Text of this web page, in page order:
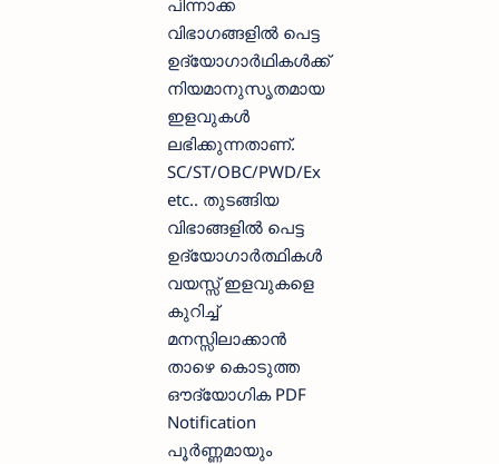
വിഭാഗങ്ങളില്‍ പെട്ട
ഉദ്യോഗാര്‍ഥികള്‍ക്ക്
നിയമാനുസൃതമായ
ഇളവുകള്‍
ലഭിക്കുന്നതാണ്.
SC/ST/OBC/PWD/Ex
etc.. തുടങ്ങിയ
വിഭാങ്ങളില്‍ പെട്ട
ഉദ്യോഗാര്‍ത്ഥികള്‍
വയസ്സ് ഇളവുകളെ
കുറിച്ച്
മനസ്സിലാക്കാന്‍ ‍
താഴെ കൊടുത്ത
ഔദ്യോഗിക PDF
Notification
പൂര്‍ണ്ണമായും